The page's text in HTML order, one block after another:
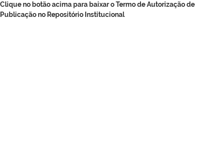
Clique no botão acima para baixar o Termo de Autorização de
Publicação no Repositório Institucional